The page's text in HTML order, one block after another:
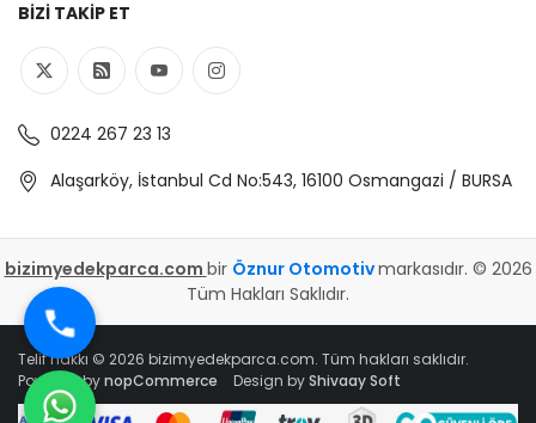
BIZI TAKIP ET
0224 267 23 13
Alaşarköy, İstanbul Cd No:543, 16100 Osmangazi / BURSA
bizimyedekparca.com bir Öznur Otomotivmarkasıdır. © 2026
Tüm Hakları Saklıdır.
Telif hakkı © 2026 bizimyedekparca.com. Tüm hakları saklıdır.
Powered bynopCommerce Design byShivaay Soft